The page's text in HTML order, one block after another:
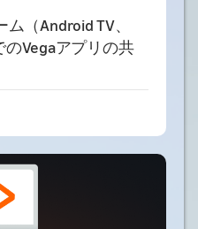
（Android TV、
のVegaアプリの共